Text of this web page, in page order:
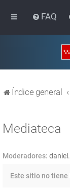
FAQ
Índice general
Mediateca
Moderadores:
Este sitio no tiene